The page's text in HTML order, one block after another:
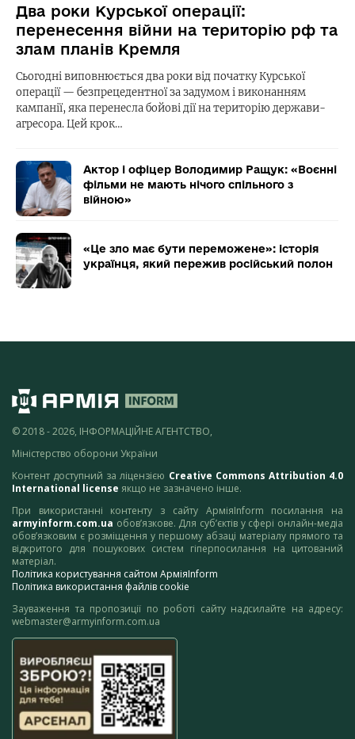
Два роки Курської операції:
перенесення війни на територію рф та
злам планів Кремля
Сьогодні виповнюється два роки від початку Курської
операції — безпрецедентної за задумом і виконанням
кампанії, яка перенесла бойові дії на територію держави-
агресора. Цей крок…
Актор і офіцер Володимир Ращук: «Воєнні
фільми не мають нічого спільного з
війною»
«Це зло має бути переможене»: історія
українця, який пережив російський полон
© 2018 - 2026, ІНФОРМАЦІЙНЕ АГЕНТСТВО,
Міністерство оборони України
Контент доступний за ліцензією Creative Commons Attribution 4.0
International license якщо не зазначено інше.
При використанні контенту з сайту АрміяInform посилання на
armyinform.com.ua обов’язкове. Для суб’єктів у сфері онлайн-медіа
обов’язковим є розміщення у першому абзаці матеріалу прямого та
відкритого для пошукових систем гіперпосилання на цитований
матеріал.
Політика користування сайтом АрміяInform
Політика використання файлів cookie
Зауваження та пропозиції по роботі сайту надсилайте на адресу:
webmaster@armyinform.com.ua